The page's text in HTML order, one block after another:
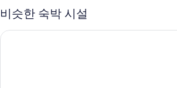
비슷한 숙박 시설
호텔 피게로아, 언바운드 컬렉션 바이 하얏트